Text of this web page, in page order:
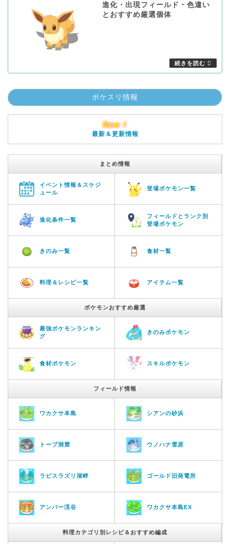
進化・出現フィールド・色違い
とおすすめ厳選個体
ポケスリ情報
New！
最新＆更新情報
まとめ情報
イベント情報＆スケジ
ュール
登場ポケモン一覧
進化条件一覧
フィールドとランク別
登場ポケモン
きのみ一覧 食材一覧
料理＆レシピ一覧 アイテム一覧
ポケモンおすすめ厳選
最強ポケモンランキン
グ
きのみポケモン
食材ポケモン スキルポケモン
フィールド情報
ワカクサ本島 シアンの砂浜
トープ洞窟 ウノハナ雪原
ラピスラズリ湖畔 ゴールド旧発電所
アンバー渓谷 ワカクサ本島EX
料理カテゴリ別レシピ＆おすすめ編成